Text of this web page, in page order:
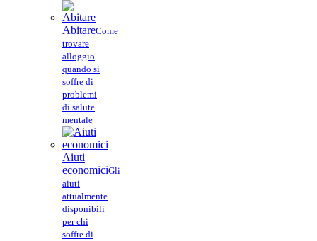
AbitareCome
trovare
alloggio
quando si
soffre di
problemi
di salute
mentale
Aiuti
economiciGli
aiuti
attualmente
disponibili
per chi
soffre di